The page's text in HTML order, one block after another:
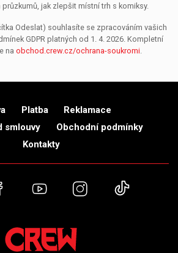
jak zlepšit místní trh s komiksy.
Odeslat) souhlasíte se zpracováním vašich
GDPR platných od 1. 4. 2026. Kompletní
na obchod.crew.cz/ochrana-soukromi.
Platba
Reklamace
smlouvy
Obchodní podmínky
Kontakty
stránky
FacebookYouTubeInstagram